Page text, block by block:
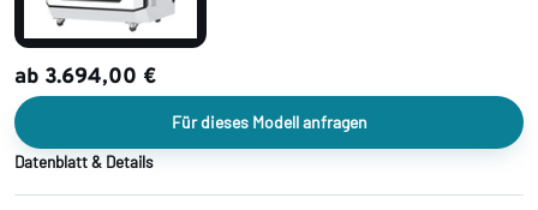
ab 3.694,00 €
Für dieses Modell anfragen
Datenblatt & Details